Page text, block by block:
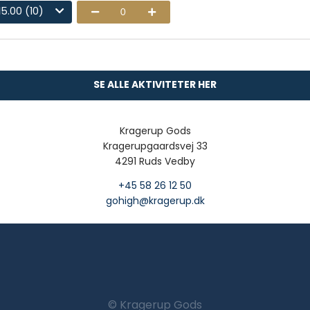
nøjagtig som på beviset
(10)
0
SE ALLE AKTIVITETER HER
Kragerup Gods
Kragerupgaardsvej 33
4291 Ruds Vedby
+45 58 26 12 50
gohigh@kragerup.dk
© Kragerup Gods